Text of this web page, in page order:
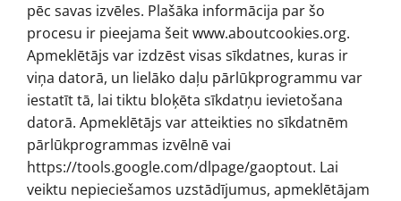
pēc savas izvēles. Plašāka informācija par šo
procesu ir pieejama šeit www.aboutcookies.org.
Apmeklētājs var izdzēst visas sīkdatnes, kuras ir
viņa datorā, un lielāko daļu pārlūkprogrammu var
iestatīt tā, lai tiktu bloķēta sīkdatņu ievietošana
datorā. Apmeklētājs var atteikties no sīkdatnēm
pārlūkprogrammas izvēlnē vai
https://tools.google.com/dlpage/gaoptout. Lai
veiktu nepieciešamos uzstādījumus, apmeklētājam